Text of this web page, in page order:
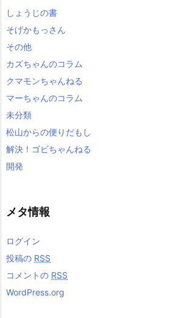
しょうじの書
そげかもっさん
その他
カズちゃんのコラム
クマモンちゃんねる
マーちゃんのコラム
未分類
松山からの便りだもし
解決！ゴビちゃんねる
開発
メタ情報
ログイン
投稿の RSS
コメントの RSS
WordPress.org